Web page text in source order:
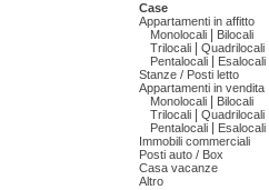
Case
Appartamenti in affitto
Monolocali
Bilocali
Trilocali
Quadrilocali
Pentalocali
Esalocali
Stanze / Posti letto
Appartamenti in vendita
Monolocali
Bilocali
Trilocali
Quadrilocali
Pentalocali
Esalocali
Immobili commerciali
Posti auto / Box
Casa vacanze
Altro